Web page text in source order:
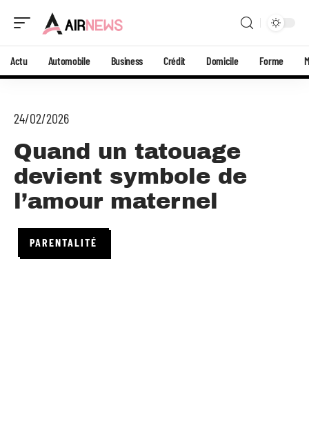
Actu Automobile Business Crédit Domicile Forme
24/02/2026
Quand un tatouage
devient symbole de
l’amour maternel
PARENTALITÉ